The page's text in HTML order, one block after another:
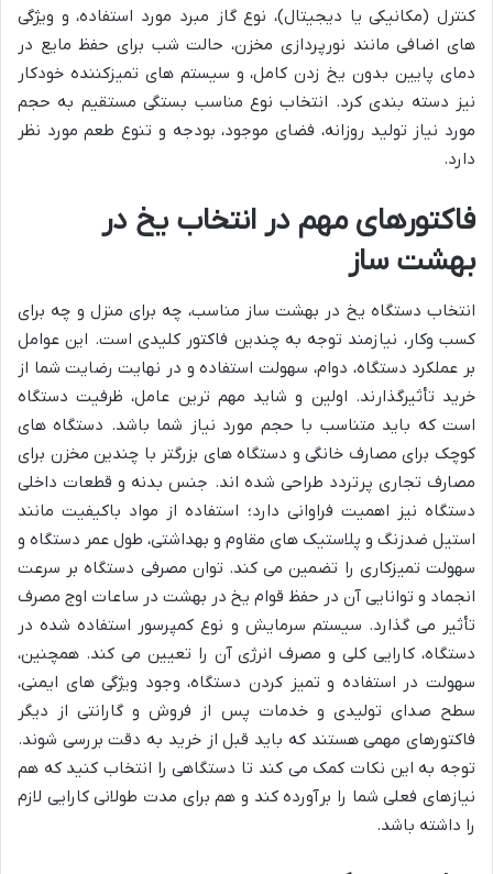
کنترل (مکانیکی یا دیجیتال)، نوع گاز مبرد مورد استفاده، و ویژگی
های اضافی مانند نورپردازی مخزن، حالت شب برای حفظ مایع در
دمای پایین بدون یخ زدن کامل، و سیستم های تمیزکننده خودکار
نیز دسته بندی کرد. انتخاب نوع مناسب بستگی مستقیم به حجم
مورد نیاز تولید روزانه، فضای موجود، بودجه و تنوع طعم مورد نظر
دارد.
فاکتورهای مهم در انتخاب یخ در
بهشت ساز
انتخاب دستگاه یخ در بهشت ساز مناسب، چه برای منزل و چه برای
کسب وکار، نیازمند توجه به چندین فاکتور کلیدی است. این عوامل
بر عملکرد دستگاه، دوام، سهولت استفاده و در نهایت رضایت شما از
خرید تأثیرگذارند. اولین و شاید مهم ترین عامل، ظرفیت دستگاه
است که باید متناسب با حجم مورد نیاز شما باشد. دستگاه های
کوچک برای مصارف خانگی و دستگاه های بزرگتر با چندین مخزن برای
مصارف تجاری پرتردد طراحی شده اند. جنس بدنه و قطعات داخلی
دستگاه نیز اهمیت فراوانی دارد؛ استفاده از مواد باکیفیت مانند
استیل ضدزنگ و پلاستیک های مقاوم و بهداشتی، طول عمر دستگاه و
سهولت تمیزکاری را تضمین می کند. توان مصرفی دستگاه بر سرعت
انجماد و توانایی آن در حفظ قوام یخ در بهشت در ساعات اوج مصرف
تأثیر می گذارد. سیستم سرمایش و نوع کمپرسور استفاده شده در
دستگاه، کارایی کلی و مصرف انرژی آن را تعیین می کند. همچنین،
سهولت در استفاده و تمیز کردن دستگاه، وجود ویژگی های ایمنی،
سطح صدای تولیدی و خدمات پس از فروش و گارانتی از دیگر
فاکتورهای مهمی هستند که باید قبل از خرید به دقت بررسی شوند.
توجه به این نکات کمک می کند تا دستگاهی را انتخاب کنید که هم
نیازهای فعلی شما را برآورده کند و هم برای مدت طولانی کارایی لازم
را داشته باشد.